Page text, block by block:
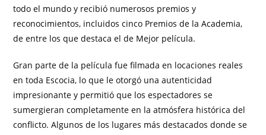
todo el mundo y recibió numerosos premios y
reconocimientos, incluidos cinco Premios de la Academia,
de entre los que destaca el de Mejor película.
Gran parte de la película fue filmada en locaciones reales
en toda Escocia, lo que le otorgó una autenticidad
impresionante y permitió que los espectadores se
sumergieran completamente en la atmósfera histórica del
conflicto. Algunos de los lugares más destacados donde se